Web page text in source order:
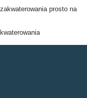
prosto na